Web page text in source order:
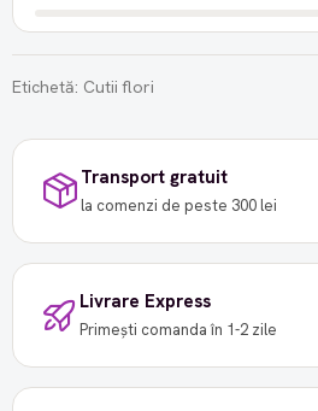
Etichetă: Cutii flori
Transport gratuit
la comenzi de peste 300 lei
Livrare Express
Primești comanda în 1-2 zile